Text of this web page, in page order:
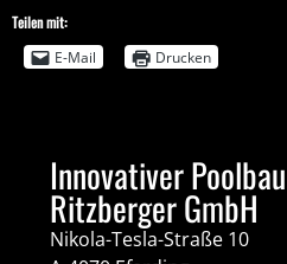
Teilen mit:
E-Mail
Drucken
Innovativer Poolbau
Ritzberger GmbH
Nikola-Tesla-Straße 10